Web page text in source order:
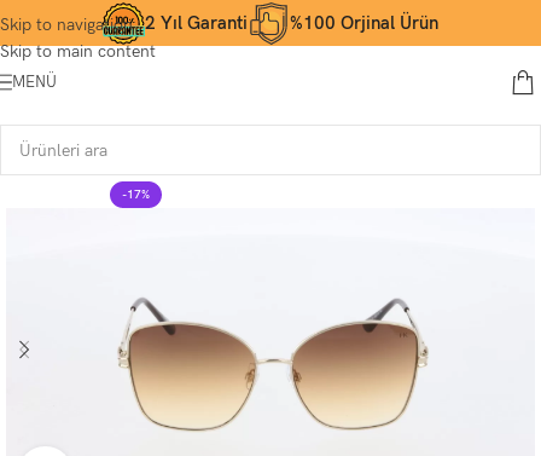
Skip to navigation
Skip to main content
2 Yıl Garanti %100 Orjinal Ürün
MENÜ
-17%